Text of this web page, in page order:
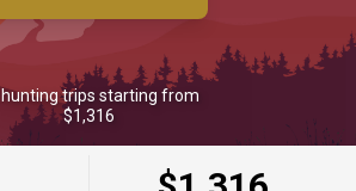
hunting trips starting from
$1,316